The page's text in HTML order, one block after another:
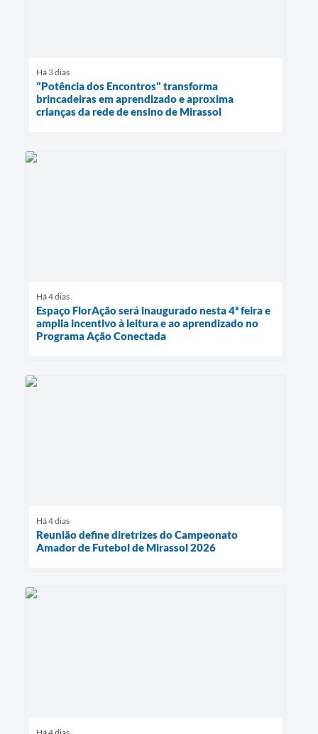
Há 3 dias
"Potência dos Encontros" transforma
brincadeiras em aprendizado e aproxima
crianças da rede de ensino de Mirassol
Há 4 dias
Espaço FlorAção será inaugurado nesta 4ª feira e
amplia incentivo à leitura e ao aprendizado no
Programa Ação Conectada
Há 4 dias
Reunião define diretrizes do Campeonato
Amador de Futebol de Mirassol 2026